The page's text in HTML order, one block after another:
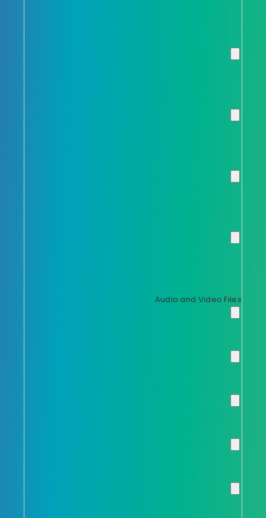
Audio and Video Files